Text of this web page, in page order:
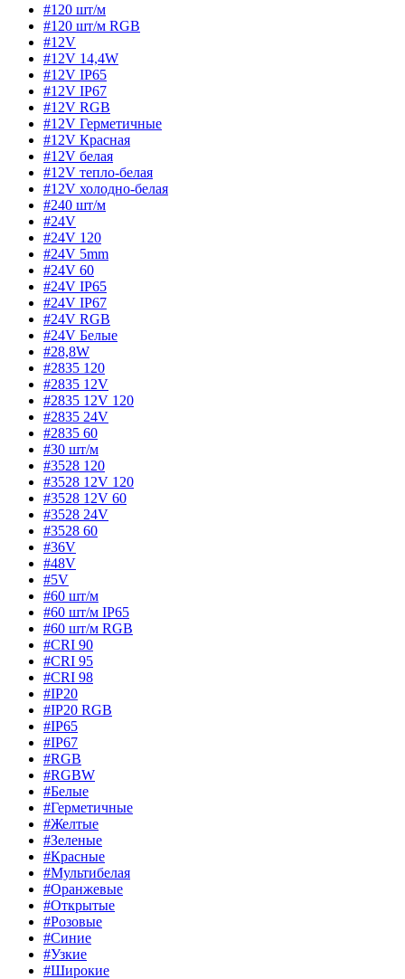
#120 шт/м
#120 шт/м RGB
#12V
#12V 14,4W
#12V IP65
#12V IP67
#12V RGB
#12V Герметичные
#12V Красная
#12V белая
#12V тепло-белая
#12V холодно-белая
#240 шт/м
#24V
#24V 120
#24V 5mm
#24V 60
#24V IP65
#24V IP67
#24V RGB
#24V Белые
#28,8W
#2835 120
#2835 12V
#2835 12V 120
#2835 24V
#2835 60
#30 шт/м
#3528 120
#3528 12V 120
#3528 12V 60
#3528 24V
#3528 60
#36V
#48V
#5V
#60 шт/м
#60 шт/м IP65
#60 шт/м RGB
#CRI 90
#CRI 95
#CRI 98
#IP20
#IP20 RGB
#IP65
#IP67
#RGB
#RGBW
#Белые
#Герметичные
#Желтые
#Зеленые
#Красные
#Мультибелая
#Оранжевые
#Открытые
#Розовые
#Синие
#Узкие
#Широкие